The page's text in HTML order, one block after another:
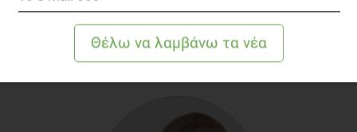
ΒΙΒΛΙΟΓΡΑΦΙΑ